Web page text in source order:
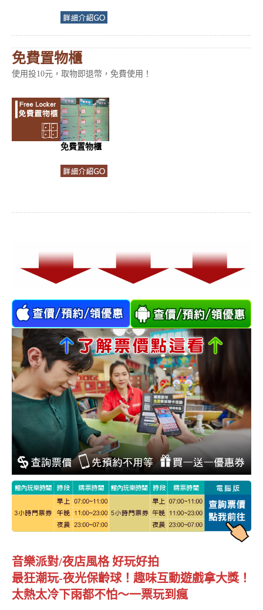
免費置物櫃
使用投10元，取物即退幣，免費使用！
免費置物櫃
音樂派對/夜店風格 好玩好拍
最狂潮玩-夜光保齡球！趣味互動遊戲拿大獎！
太熱太冷下雨都不怕～一票玩到瘋